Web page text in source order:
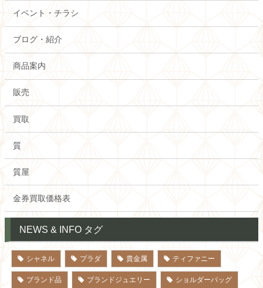
イベント・チラシ
ブログ・紹介
商品案内
販売
買取
質
質屋
金券買取価格表
NEWS & INFO タグ
シャネル プラダ 貴金属 ティファニー
ブランド品 ブランドジュエリー ショルダーバッグ